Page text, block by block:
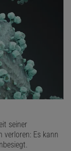
seiner
verloren: Es kann